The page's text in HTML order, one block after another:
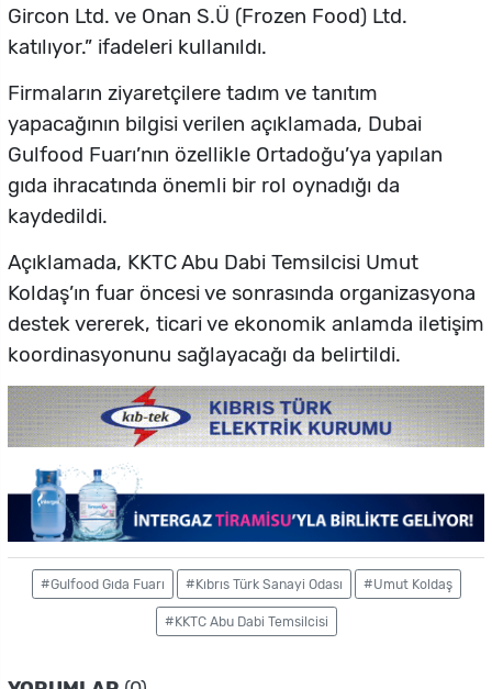
Gircon Ltd. ve Onan S.Ü (Frozen Food) Ltd.
katılıyor.” ifadeleri kullanıldı.
Firmaların ziyaretçilere tadım ve tanıtım
yapacağının bilgisi verilen açıklamada, Dubai
Gulfood Fuarı’nın özellikle Ortadoğu’ya yapılan
gıda ihracatında önemli bir rol oynadığı da
kaydedildi.
Açıklamada, KKTC Abu Dabi Temsilcisi Umut
Koldaş’ın fuar öncesi ve sonrasında organizasyona
destek vererek, ticari ve ekonomik anlamda iletişim
koordinasyonunu sağlayacağı da belirtildi.
#Gulfood Gıda Fuarı #Kıbrıs Türk Sanayi Odası #Umut Koldaş
#KKTC Abu Dabi Temsilcisi